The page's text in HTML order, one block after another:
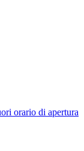
orario di apertura